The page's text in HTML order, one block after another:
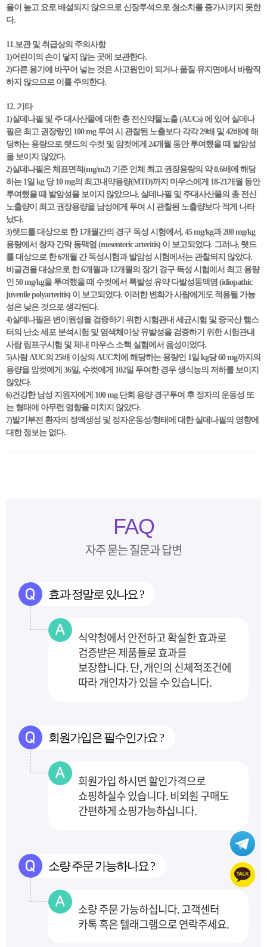
율이 높고 요로 배설되지 않으므로 신장투석으로 청소치를 증가시키지 못한
다.
11.보관 및 취급상의 주의사항
1)어린이의 손이 닿지 않는 곳에 보관한다.
2)다른 용기에 바꾸어 넣는 것은 사고원인이 되거나 품질 유지면에서 바람직
하지 않으므로 이를 주의한다.
12. 기타
1)실데나필 및 주 대사산물에 대한 총 전신약물노출 (AUCs) 에 있어 실데나
필은 최고 권장량인 100 mg 투여 시 관찰된 노출보다 각각 29배 및 42배에 해
당하는 용량으로 랫드의 수컷 및 암컷에게 24개월 동안 투여했을 때 발암성
을 보이지 않았다.
2)실데나필은 체표면적(mg/m2) 기준 인체 최고 권장용량의 약 0.6배에 해당
하는 1일 kg 당 10 mg의 최고내약용량(MTD)까지 마우스에게 18-21개월 동안
투여했을 때 발암성을 보이지 않았으나, 실데나필 및 주대사산물의 총 전신
노출량이 최고 권장용량을 남성에게 투여 시 관찰된 노출량보다 적게 나타
났다.
3)랫드를 대상으로 한 1개월간의 경구 독성 시험에서, 45 mg/kg과 200 mg/kg
용량에서 창자 간막 동맥염 (mesenteric arteritis) 이 보고되었다. 그러나, 랫드
를 대상으로 한 6개월 간 독성시험과 발암성 시험에서는 관찰되지 않았다.
비글견을 대상으로 한 6개월과 12개월의 장기 경구 독성 시험에서 최고 용량
인 50 mg/kg을 투여했을 때 수컷에서 특발성 유약 다발성동맥염 (idiopathic
juvenile polyarteritis) 이 보고되었다. 이러한 변화가 사람에게도 적용될 가능
성은 낮은 것으로 생각된다.
4)실데나필은 변이원성을 검증하기 위한 시험관내 세균시험 및 중국산 햄스
터의 난소 세포 분석시험 및 염색체이상 유발성을 검증하기 위한 시험관내
사람 림프구시험 및 체내 마우스 소핵 실험에서 음성이었다.
5)사람 AUC의 25배 이상의 AUC치에 해당하는 용량인 1일 kg당 60 mg까지의
용량을 암컷에게 36일, 수컷에게 102일 투여한 경우 생식능의 저하를 보이지
않았다.
6)건강한 남성 지원자에게 100 mg 단회 용량 경구투여 후 정자의 운동성 또
는 형태에 아무런 영향을 미치지 않았다.
7)발기부전 환자의 정액생성 및 정자운동성/형태에 대한 실데나필의 영향에
대한 정보는 없다.
FAQ
자주 묻는 질문과 답변
효과 정말로 있나요 ?
식약청에서 안전하고 확실한 효과로
검증받은 제품들로 효과를
보장합니다.단, 개인의 신체적조건에
따라 개인차가 있을 수 있습니다.
회원가입은 필수인가요 ?
회원가입 하시면 할인가격으로
쇼핑하실수 있습니다. 비외훤 구매도
간편하게 쇼핑가능하십니다.
소량 주문 가능하나요 ?
소량 주문 가능하십니다. 고객센터
카톡 혹은 텔래그램으로 연락주세요.